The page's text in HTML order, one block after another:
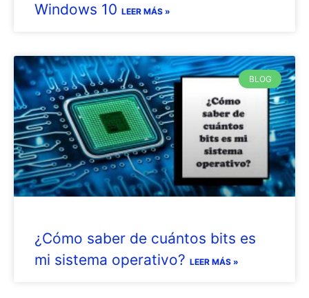
Windows 10 LEER MÁS »
BLOG
¿Cómo saber de cuántos bits es
mi sistema operativo? LEER MÁS »